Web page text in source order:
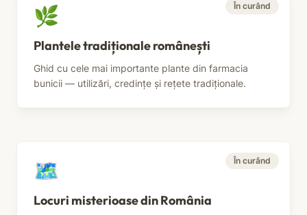
🌿 În curând
Plantele tradiționale românești
Ghid cu cele mai importante plante din farmacia
bunicii — utilizări, credințe și rețete tradiționale.
🗺️ În curând
Locuri misterioase din România